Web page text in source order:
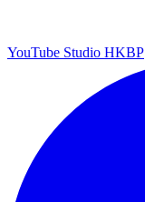
YouTube Studio HKBP